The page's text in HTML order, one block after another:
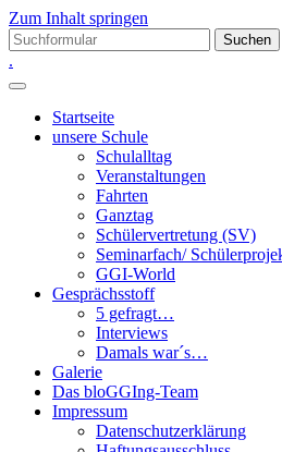
Zum Inhalt springen
Suchen
nach:
.
Startseite
unsere Schule
Schulalltag
Veranstaltungen
Fahrten
Ganztag
Schülervertretung (SV)
Seminarfach/
GGI-World
Gesprächsstoff
5 gefragt…
Interviews
Damals war´s…
Galerie
Das bloGGIng-Team
Impressum
Datenschutzerklärung